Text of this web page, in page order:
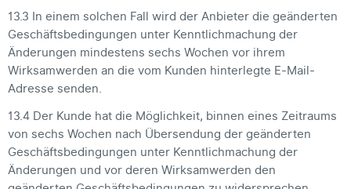
13.3 In einem solchen Fall wird der Anbieter die geänderten
Geschäftsbedingungen unter Kenntlichmachung der
Änderungen mindestens sechs Wochen vor ihrem
Wirksamwerden an die vom Kunden hinterlegte E-Mail-
Adresse senden.
13.4 Der Kunde hat die Möglichkeit, binnen eines Zeitraums
von sechs Wochen nach Übersendung der geänderten
Geschäftsbedingungen unter Kenntlichmachung der
Änderungen und vor deren Wirksamwerden den